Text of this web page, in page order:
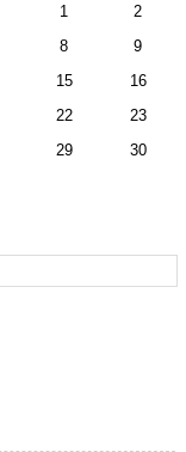
1
2
8
9
15
16
22
23
29
30